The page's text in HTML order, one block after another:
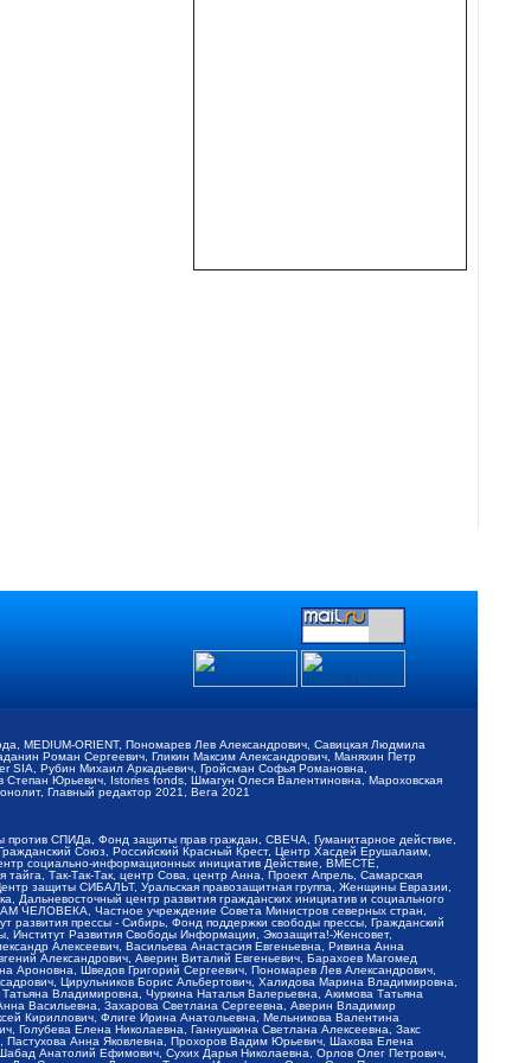
MEDIUM-ORIENT, Пономарев Лев Александрович, Савицкая Людмила
Роман Сергеевич, Гликин Максим Александрович, Маняхин Петр
Рубин Михаил Аркадьевич, Гройсман Софья Романовна,
Юрьевич, Istories fonds, Шмагун Олеся Валентиновна, Мароховская
Главный редактор 2021, Вега 2021
СПИДа, Фонд защиты прав граждан, СВЕЧА, Гуманитарное действие,
Союз, Российский Красный Крест, Центр Хасдей Ерушалаим,
социально-информационных инициатив Действие, ВМЕСТЕ,
Так-Так-Так, центр Сова, центр Анна, Проект Апрель, Самарская
защиты СИБАЛЬТ, Уральская правозащитная группа, Женщины Евразии,
Дальневосточный центр развития гражданских инициатив и социального
ЧЕЛОВЕКА, Частное учреждение Совета Министров северных стран,
прессы - Сибирь, Фонд поддержки свободы прессы, Гражданский
Институт Развития Свободы Информации, Экозащита!-Женсовет,
Алексеевич, Васильева Анастасия Евгеньевна, Ривина Анна
Александрович, Аверин Виталий Евгеньевич, Барахоев Магомед
Шведов Григорий Сергеевич, Пономарев Лев Александрович,
Цирульников Борис Альбертович, Халидова Марина Владимировна,
Владимировна, Чуркина Наталья Валерьевна, Акимова Татьяна
Васильевна, Захарова Светлана Сергеевна, Аверин Владимир
Кириллович, Флиге Ирина Анатольевна, Мельникова Валентина
Елена Николаевна, Ганнушкина Светлана Алексеевна, Закс
Анна Яковлевна, Прохоров Вадим Юрьевич, Шахова Елена
Анатолий Ефимович, Сухих Дарья Николаевна, Орлов Олег Петрович,